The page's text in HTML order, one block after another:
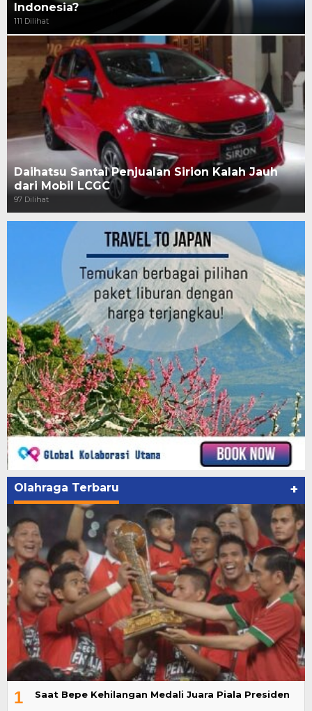
Indonesia?
111 Dilihat
Daihatsu Santai Penjualan Sirion Kalah Jauh
dari Mobil LCGC
97 Dilihat
Olahraga Terbaru +
1 Saat Bepe Kehilangan Medali Juara Piala Presiden